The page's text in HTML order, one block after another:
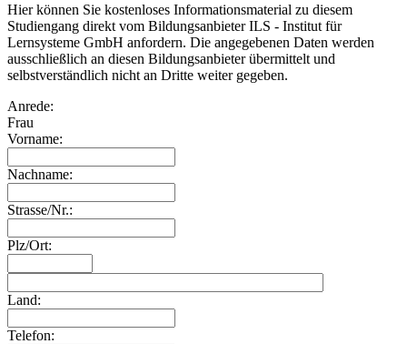
Hier können Sie kostenloses Informationsmaterial zu diesem
Studiengang direkt vom Bildungsanbieter ILS - Institut für
Lernsysteme GmbH anfordern. Die angegebenen Daten werden
ausschließlich an diesen Bildungsanbieter übermittelt und
selbstverständlich nicht an Dritte weiter gegeben.
Anrede:
Frau
Vorname:
Nachname:
Strasse/Nr.:
Plz/Ort:
Land:
Telefon: